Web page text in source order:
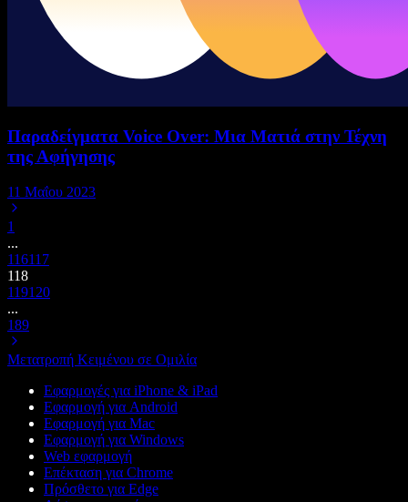
Παραδείγματα Voice Over: Μια Ματιά στην Τέχνη
της Αφήγησης
11 Μαΐου 2023
1
...
116117
118
119120
...
189
Μετατροπή Κειμένου σε Ομιλία
Εφαρμογές για iPhone & iPad
Εφαρμογή για Android
Εφαρμογή για Mac
Εφαρμογή για Windows
Web εφαρμογή
Επέκταση για Chrome
Πρόσθετο για Edge